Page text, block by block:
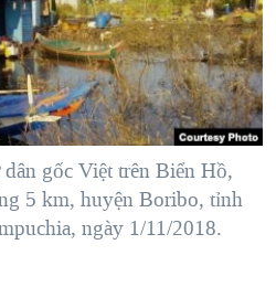
TẠI DẢI GAZA
ĐƯỜNG
HẠ 'BÊN THẮNG CUỘC'
NAY
gốc Việt trên Biển Hồ,
5 km, huyện Boribo, tỉnh
ngày 1/11/2018.